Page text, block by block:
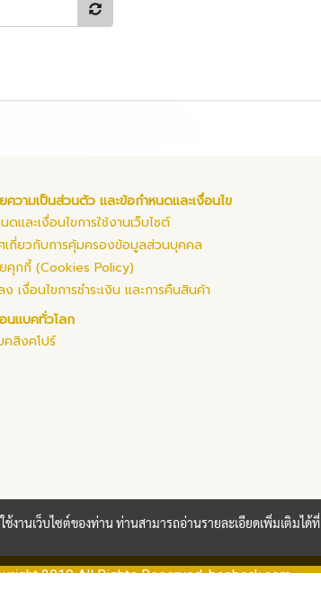
ความเป็นส่วนตัว และข้อกำหนดและเงื่อนไข
ดและเงื่อนไขการใช้งานเว็บไซต์
เกี่ยวกับการคุ้มครองข้อมูลส่วนบุคคล
คุกกี้ (Cookies Policy)
เงื่อนไขการชำระเงิน และการคืนสินค้า
นแบคทั่วโลก
สิงคโปร์
2019 All Rights Reserved. bonback.com
านเว็บไซต์ของท่าน ท่านสามารถอ่านรายละเอียดเพิ่มเติมได้ที่